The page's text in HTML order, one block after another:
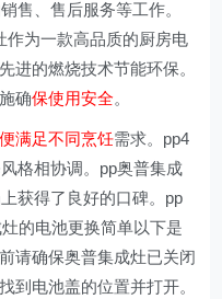
售、售后服务等工作。
作为一款高品质的厨房电
进的燃烧技术节能环保。
确保使用安全。
满足不同烹饪需求。pp4
格相协调。pp奥普集成
获得了良好的口碑。pp
的电池更换简单以下是
请确保奥普集成灶已关闭
到电池盖的位置并打开。